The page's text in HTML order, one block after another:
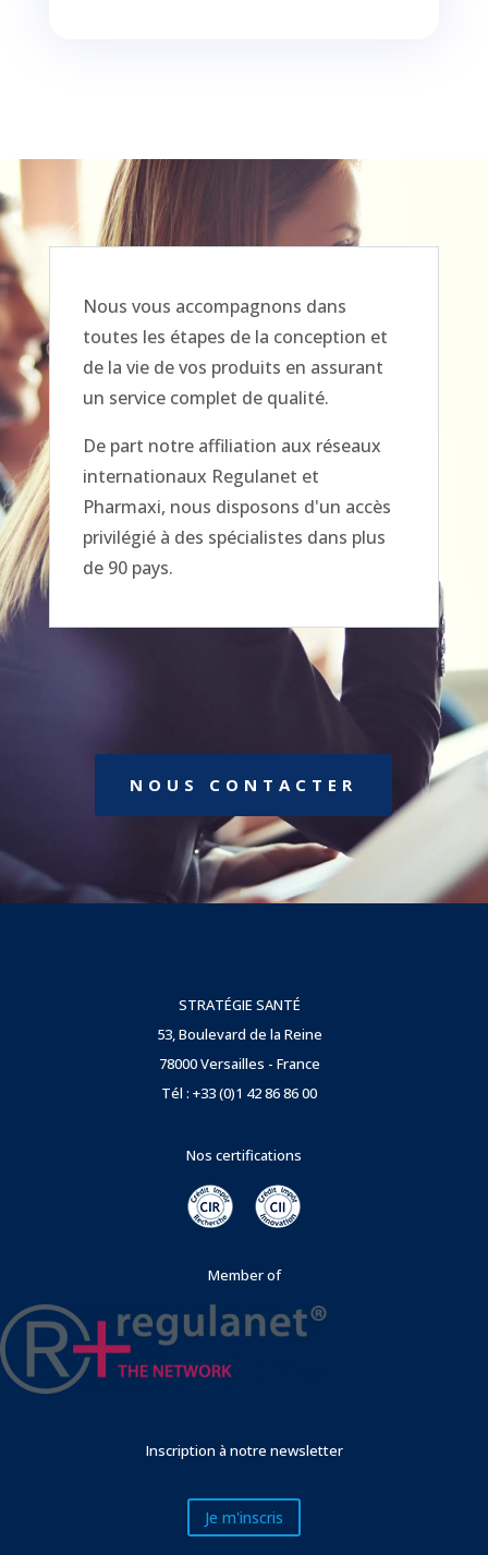
Nous vous accompagnons dans
toutes les étapes de la conception et
de la vie de vos produits en assurant
un service complet de qualité.
De part notre affiliation aux réseaux
internationaux Regulanet et
Pharmaxi, nous disposons d'un accès
privilégié à des spécialistes dans plus
de 90 pays.
NOUS CONTACTER
STRATÉGIE SANTÉ
53, Boulevard de la Reine
78000 Versailles - France
Tél : +33 (0)1 42 86 86 00
Nos certifications
Member of
Inscription à notre newsletter
Je m'inscris